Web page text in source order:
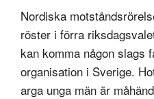
Nordiska
röster i förra
kan komma någon slags
organisation i Sverige.
arga unga män är